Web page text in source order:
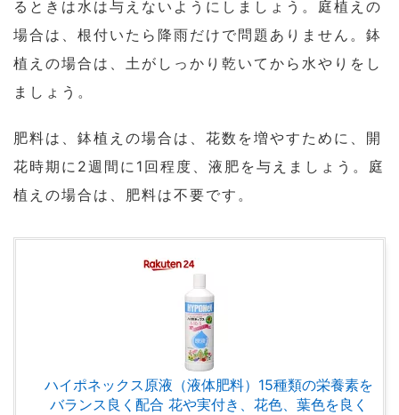
るときは水は与えないようにしましょう。庭植えの
場合は、根付いたら降雨だけで問題ありません。鉢
植えの場合は、土がしっかり乾いてから水やりをし
ましょう。
肥料は、鉢植えの場合は、花数を増やすために、開
花時期に2週間に1回程度、液肥を与えましょう。庭
植えの場合は、肥料は不要です。
ハイポネックス原液（液体肥料）15種類の栄養素を
バランス良く配合 花や実付き、花色、葉色を良く